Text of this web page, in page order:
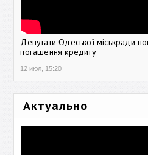
Депутати Одеської міськради
погашення кредиту
12 июл, 15:20
Актуально